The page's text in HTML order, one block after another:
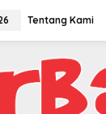
Tentang Kami